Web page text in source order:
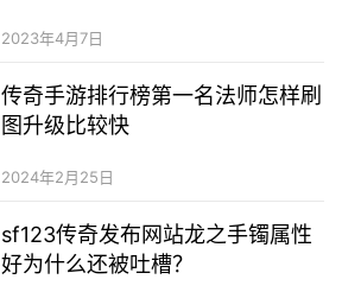
2023年4月7日
传奇手游排行榜第一名法师怎样刷
图升级比较快
2024年2月25日
sf123传奇发布网站龙之手镯属性
好为什么还被吐槽？